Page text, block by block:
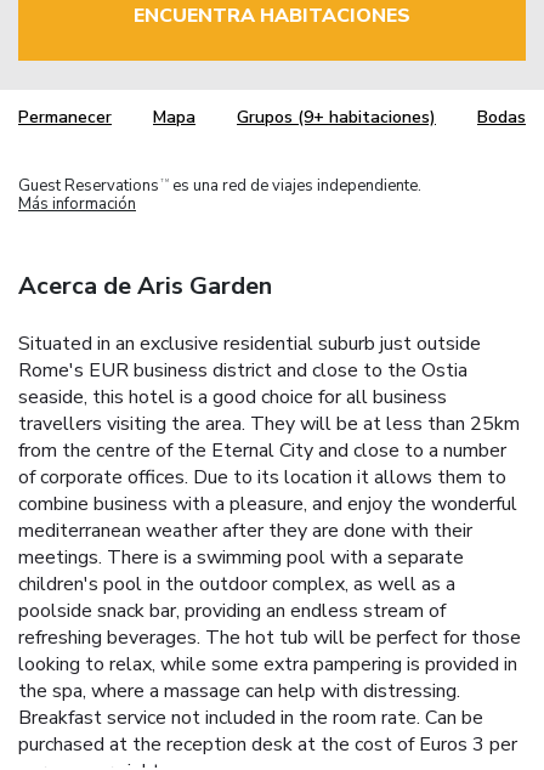
ENCUENTRA HABITACIONES
Permanecer Mapa Grupos (9+ habitaciones) Bodas
Guest Reservations TM
es una red de viajes independiente.
Más información
Acerca de Aris Garden
Situated in an exclusive residential suburb just outside
Rome's EUR business district and close to the Ostia
seaside, this hotel is a good choice for all business
travellers visiting the area. They will be at less than 25km
from the centre of the Eternal City and close to a number
of corporate offices. Due to its location it allows them to
combine business with a pleasure, and enjoy the wonderful
mediterranean weather after they are done with their
meetings. There is a swimming pool with a separate
children's pool in the outdoor complex, as well as a
poolside snack bar, providing an endless stream of
refreshing beverages. The hot tub will be perfect for those
looking to relax, while some extra pampering is provided in
the spa, where a massage can help with distressing.
Breakfast service not included in the room rate. Can be
purchased at the reception desk at the cost of Euros 3 per